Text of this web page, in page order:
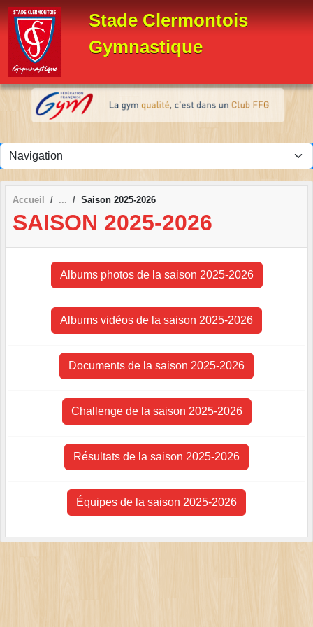
Stade Clermontois
Gymnastique
Accueil Saison 2025-2026
SAISON 2025-2026
Albums photos de la saison 2025-2026
Albums vidéos de la saison 2025-2026
Documents de la saison 2025-2026
Challenge de la saison 2025-2026
Résultats de la saison 2025-2026
Équipes de la saison 2025-2026
Panneau de gestion des cookies